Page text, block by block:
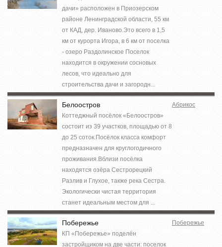
дачи» расположен в Приозерском
районе Ленинградской области, 55 км
от КАД, дер. Иваново.Это всего в 1,5
км от курорта Игора, в 6 км от поселка
- озеро Раздолинское Поселок
находится в окружении сосновых
лесов, что идеально для
строительства дачи и загородн...
Белоостров
Коттеджный посёлок «Белоостров»
состоит из 39 участков, площадью от 8
до 25 соток.Посёлок класса комфорт
предназначен для круглогодичного
проживания.Вблизи посёлка
находятся озёра Сестрорецкий
Разлив и Глухое, также река Сестра.
Экологически чистая территория
станет идеальным местом для ...
Абрикос
Побережье
КП «Побережье» поделён
застройщиком на две части: поселок
Побережье